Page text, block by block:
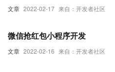
文章 2022-02-17 来自：开发者社区
文章 2022-02-16 来自：开发者社区
微信抢红包小程序开发